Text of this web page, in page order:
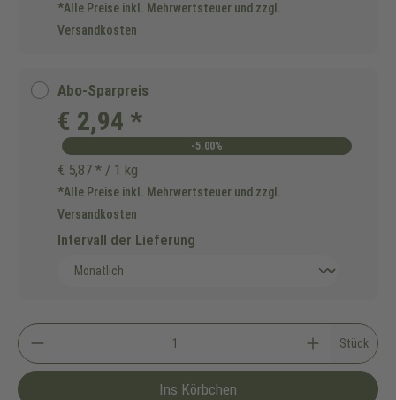
*Alle Preise inkl. Mehrwertsteuer und zzgl.
Versandkosten
Abo-Sparpreis
€ 2,94 *
-5.00%
€ 5,87 * / 1 kg
*Alle Preise inkl. Mehrwertsteuer und zzgl.
Versandkosten
Intervall der Lieferung
Stück
Ins Körbchen